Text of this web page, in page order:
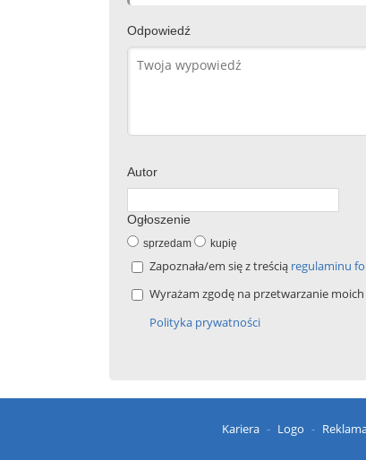
Odpowiedź
Autor
Ogłoszenie
sprzedam kupię
Zapoznała/em się z treścią regulaminu
Wyrażam zgodę na przetwarzanie
Polityka prywatności
Kariera Logo